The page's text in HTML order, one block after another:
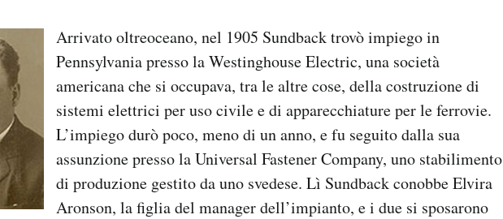
Arrivato oltreoceano, nel 1905 Sundback trovò impiego in
Pennsylvania presso la Westinghouse Electric, una società
americana che si occupava, tra le altre cose, della costruzione di
sistemi elettrici per uso civile e di apparecchiature per le ferrovie.
L’impiego durò poco, meno di un anno, e fu seguito dalla sua
assunzione presso la Universal Fastener Company, uno stabilimento
di produzione gestito da uno svedese. Lì Sundback conobbe Elvira
Aronson, la figlia del manager dell’impianto, e i due si sposarono